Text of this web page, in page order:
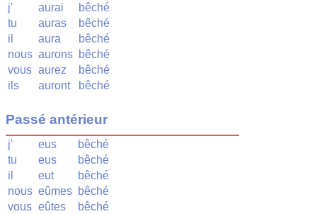
j' aurai
bêché
tu
auras
bêché
il
aura
bêché
nous aurons bêché
vous aurez
bêché
ils
auront bêché
Passé antérieur
j' eus
bêché
tu
eus
bêché
il
eut
bêché
nous eûmes bêché
vous eûtes
bêché